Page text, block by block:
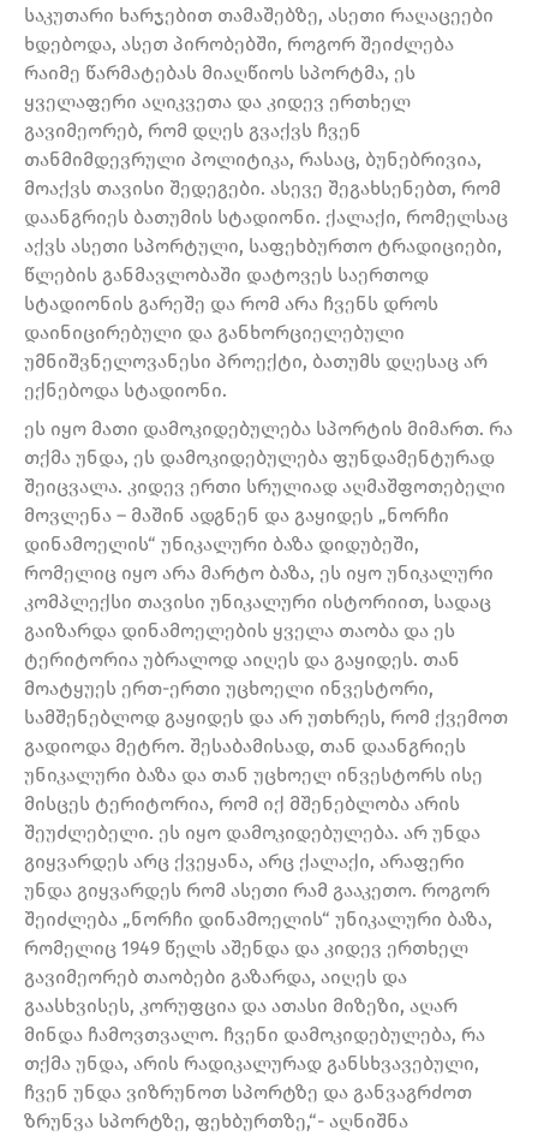
საკუთარი ხარჯებით თამაშებზე, ასეთი რაღაცეები
ხდებოდა, ასეთ პირობებში, როგორ შეიძლება
რაიმე წარმატებას მიაღწიოს სპორტმა, ეს
ყველაფერი აღიკვეთა და კიდევ ერთხელ
გავიმეორებ, რომ დღეს გვაქვს ჩვენ
თანმიმდევრული პოლიტიკა, რასაც, ბუნებრივია,
მოაქვს თავისი შედეგები. ასევე შეგახსენებთ, რომ
დაანგრიეს ბათუმის სტადიონი. ქალაქი, რომელსაც
აქვს ასეთი სპორტული, საფეხბურთო ტრადიციები,
წლების განმავლობაში დატოვეს საერთოდ
სტადიონის გარეშე და რომ არა ჩვენს დროს
დაინიცირებული და განხორციელებული
უმნიშვნელოვანესი პროექტი, ბათუმს დღესაც არ
ექნებოდა სტადიონი.
ეს იყო მათი დამოკიდებულება სპორტის მიმართ. რა
თქმა უნდა, ეს დამოკიდებულება ფუნდამენტურად
შეიცვალა. კიდევ ერთი სრულიად აღმაშფოთებელი
მოვლენა – მაშინ ადგნენ და გაყიდეს „ნორჩი
დინამოელის“ უნიკალური ბაზა დიდუბეში,
რომელიც იყო არა მარტო ბაზა, ეს იყო უნიკალური
კომპლექსი თავისი უნიკალური ისტორიით, სადაც
გაიზარდა დინამოელების ყველა თაობა და ეს
ტერიტორია უბრალოდ აიღეს და გაყიდეს. თან
მოატყუეს ერთ-ერთი უცხოელი ინვესტორი,
სამშენებლოდ გაყიდეს და არ უთხრეს, რომ ქვემოთ
გადიოდა მეტრო. შესაბამისად, თან დაანგრიეს
უნიკალური ბაზა და თან უცხოელ ინვესტორს ისე
მისცეს ტერიტორია, რომ იქ მშენებლობა არის
შეუძლებელი. ეს იყო დამოკიდებულება. არ უნდა
გიყვარდეს არც ქვეყანა, არც ქალაქი, არაფერი
უნდა გიყვარდეს რომ ასეთი რამ გააკეთო. როგორ
შეიძლება „ნორჩი დინამოელის“ უნიკალური ბაზა,
რომელიც 1949 წელს აშენდა და კიდევ ერთხელ
გავიმეორებ თაობები გაზარდა, აიღეს და
გაასხვისეს, კორუფცია და ათასი მიზეზი, აღარ
მინდა ჩამოვთვალო. ჩვენი დამოკიდებულება, რა
თქმა უნდა, არის რადიკალურად განსხვავებული,
ჩვენ უნდა ვიზრუნოთ სპორტზე და განვაგრძოთ
ზრუნვა სპორტზე, ფეხბურთზე,“- აღნიშნა